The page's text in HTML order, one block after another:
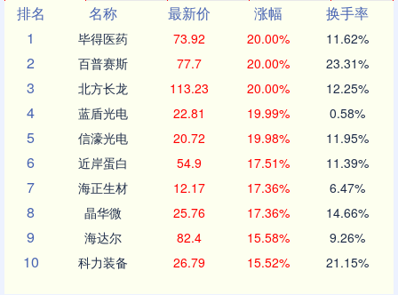
排名
名称 最新价 涨幅
换手率
1
毕得医药 73.92 20.00% 11.62%
2 百普赛斯 77.7 20.00% 23.31%
3 北方长龙 113.23 20.00% 12.25%
4 蓝盾光电 22.81 19.99% 0.58%
5 信濠光电 20.72 19.98% 11.95%
6 近岸蛋白 54.9 17.51% 11.39%
7 海正生材 12.17 17.36% 6.47%
8 晶华微 25.76 17.36% 14.66%
9 海达尔 82.4 15.58% 9.26%
10 科力装备 26.79 15.52% 21.15%